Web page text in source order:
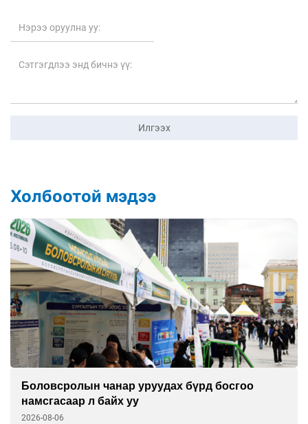
Илгээх
Холбоотой мэдээ
Боловсролын чанар уруудах бүрд босгоо
намсгасаар л байх уу
2026-08-06